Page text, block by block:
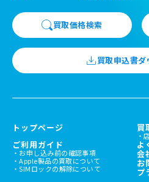
買取価格検索
買取申込書
トップページ 買
ご利用ガイド
お申し込み前の確認事項
Apple製品の買取について
SIMロックの解除について
よ
会
お
プ